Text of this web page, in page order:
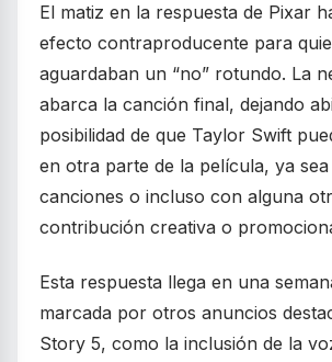
El matiz en la respuesta de Pixar
efecto contraproducente para
aguardaban un “no” rotundo. La
abarca la canción final, dejando
posibilidad de que Taylor Swift
en otra parte de la película, ya
canciones o incluso con alguna
contribución creativa o
Esta respuesta llega en una
marcada por otros anuncios
Story 5, como la inclusión de la